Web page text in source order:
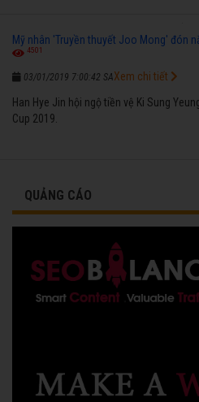
Mỹ nhân 'Truyền thuyết Joo Mong' đón
4501
03/01/2019 7:00:42 SA
Han Hye Jin hội ngộ tiền vệ Ki Sung
Cup 2019.
Xem chi tiết
QUẢNG CÁO